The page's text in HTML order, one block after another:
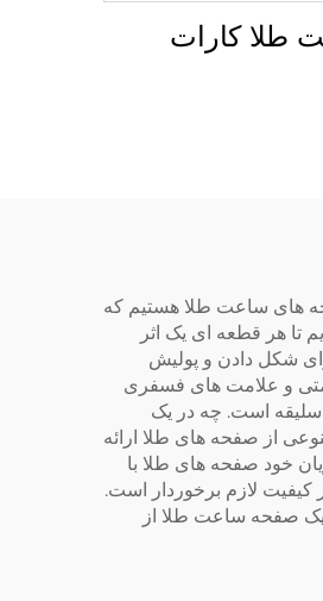
طلا کارات
های ساعت طلا هستیم که
می سازیم تا هر قطعه ای یک اثر
شکل دادن و پولیش
و علامت های فسفری
سلیقه است. چه در یک
از صفحه های طلا ارائه
خود صفحه های طلا با
کیفیت لازم برخوردار است.
یک صفحه ساعت طلا از